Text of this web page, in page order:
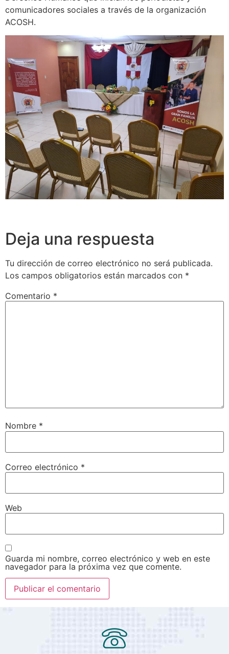
comunicadores sociales a través de la organización
ACOSH.
Deja una respuesta
Tu dirección de correo electrónico no será publicada.
Los campos obligatorios están marcados con *
Comentario *
Nombre *
Correo electrónico *
Web
Guarda mi nombre, correo electrónico y web en este
navegador para la próxima vez que comente.